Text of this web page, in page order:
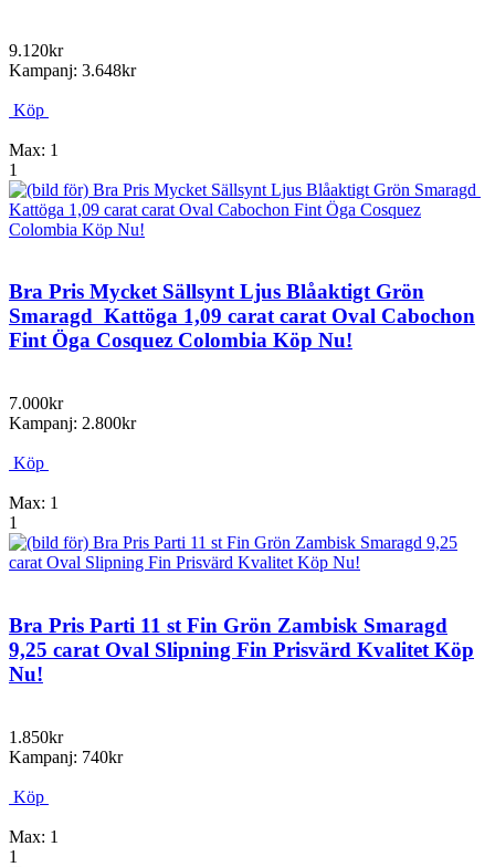
9.120kr
Kampanj: 3.648kr
Köp
Max: 1
1
Bra Pris Mycket Sällsynt Ljus Blåaktigt Grön
Smaragd Kattöga 1,09 carat carat Oval Cabochon
Fint Öga Cosquez Colombia Köp Nu!
7.000kr
Kampanj: 2.800kr
Köp
Max: 1
1
Bra Pris Parti 11 st Fin Grön Zambisk Smaragd
9,25 carat Oval Slipning Fin Prisvärd Kvalitet Köp
Nu!
1.850kr
Kampanj: 740kr
Köp
Max: 1
1